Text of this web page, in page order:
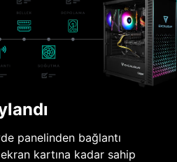
panelinden bağlantı
kartına kadar sahip